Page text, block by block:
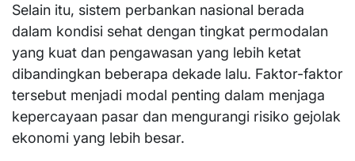
Selain itu, sistem perbankan nasional berada
dalam kondisi sehat dengan tingkat permodalan
yang kuat dan pengawasan yang lebih ketat
dibandingkan beberapa dekade lalu. Faktor-faktor
tersebut menjadi modal penting dalam menjaga
kepercayaan pasar dan mengurangi risiko gejolak
ekonomi yang lebih besar.